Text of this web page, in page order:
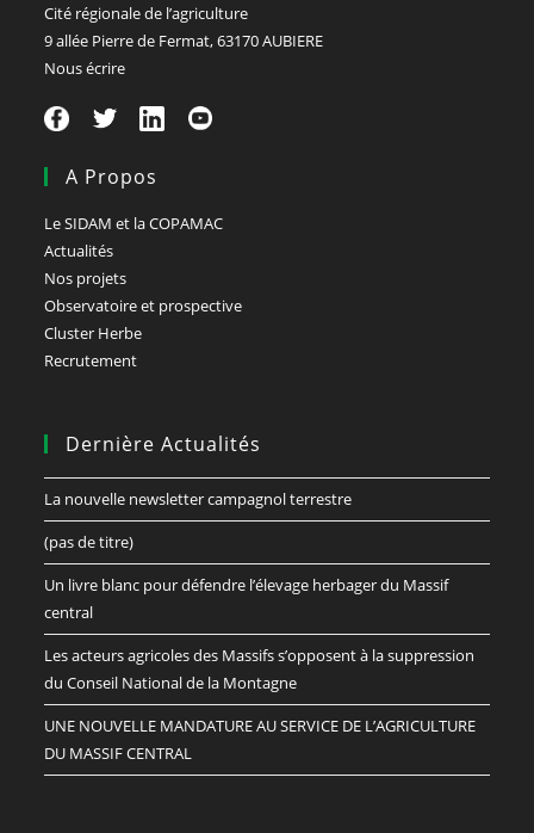
Cité régionale de l’agriculture
9 allée Pierre de Fermat, 63170 AUBIERE
Nous écrire
A Propos
Le SIDAM et la COPAMAC
Actualités
Nos projets
Observatoire et prospective
Cluster Herbe
Recrutement
Dernière Actualités
La nouvelle newsletter campagnol terrestre
(pas de titre)
Un livre blanc pour défendre l’élevage herbager du Massif
central
Les acteurs agricoles des Massifs s’opposent à la suppression
du Conseil National de la Montagne
UNE NOUVELLE MANDATURE AU SERVICE DE L’AGRICULTURE
DU MASSIF CENTRAL